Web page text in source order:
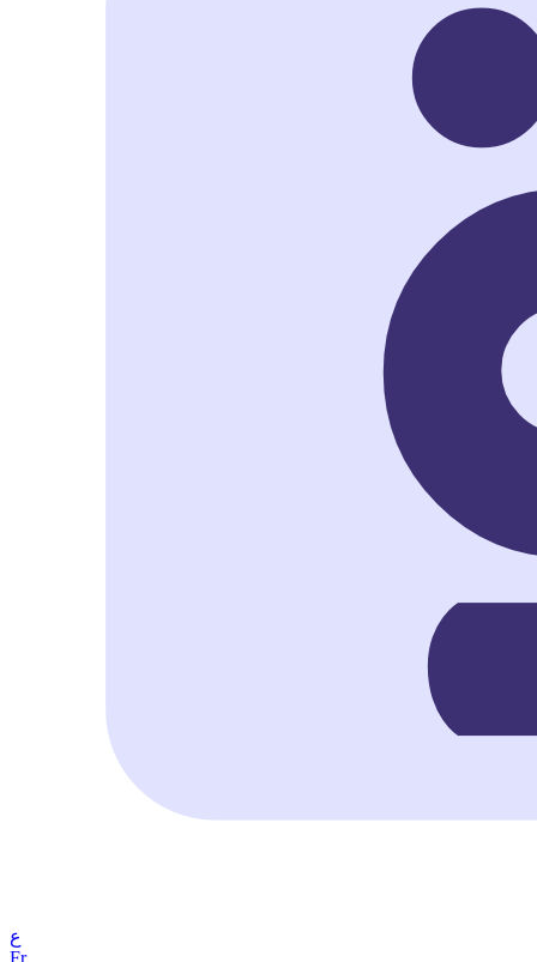
ع
Fr